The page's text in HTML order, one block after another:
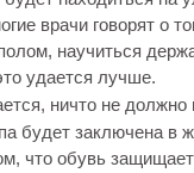
врачи говорят о
научиться
удается лучше.
ничто не
будет заключена в
что обувь